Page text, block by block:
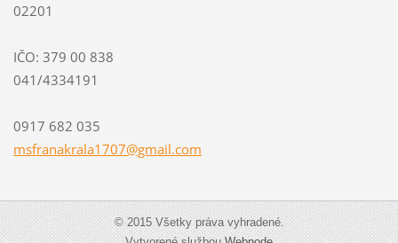
02201
IČO: 379 00 838
041/4334191
0917 682 035
msfranakrala1707@gmail.com
© 2015 Všetky práva vyhradené.